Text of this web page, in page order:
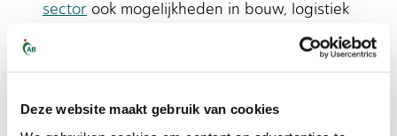
Deze website maakt gebruik van cookies
sector ook mogelijkheden in bouw, logistiek
en productie. Wanneer het rustiger wordt
in de groensector, kunnen werkzoekenden
werkzaamheden zonder hun inkomen te